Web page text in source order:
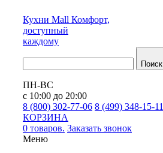
Кухни Mall Комфорт,
доступный
каждому
Поиск
ПН-ВС
с 10:00 до 20:00
8 (800) 302-77-06 8 (499) 348-15-11
КОРЗИНА
0 товаров. Заказать звонок
Меню